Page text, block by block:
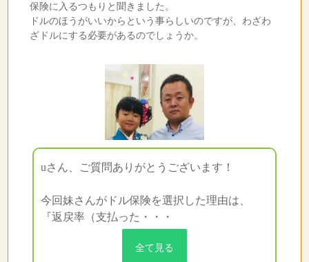
保険に入るつもりと聞きました。
ドルのほうがいいからという事らしいのですが、わざわ
ざドルにする必要があるのでしょうか。
uさん、ご質問ありがとうございます！
今回妹さんがドル保険を選択した理由は、
『返戻率（支払った・・・
全て見る